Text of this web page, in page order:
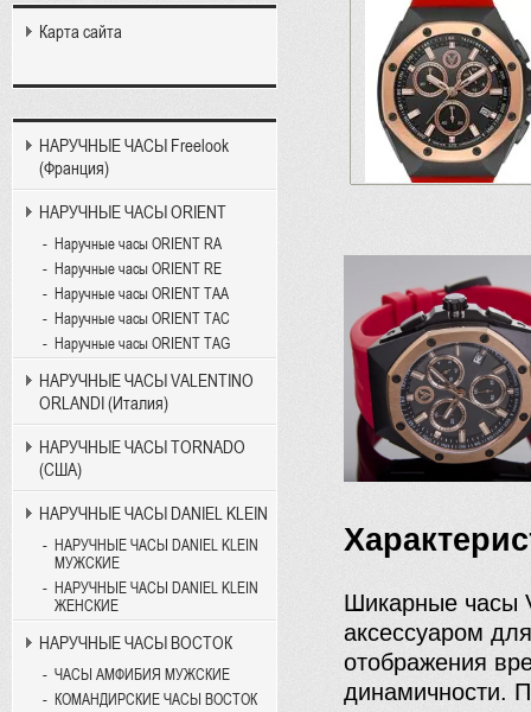
Шикарные часы
аксессуаром
отображения
динамичности.
Карта сайта
НАРУЧНЫЕ ЧАСЫ Freelook
(Франция)
НАРУЧНЫЕ ЧАСЫ ORIENT
Наручные часы ORIENT RA
Наручные часы ORIENT RE
Наручные часы ORIENT TAA
Наручные часы ORIENT TAC
Наручные часы ORIENT TAG
НАРУЧНЫЕ ЧАСЫ VALENTINO
ORLANDI (Италия)
НАРУЧНЫЕ ЧАСЫ TORNADO
(США)
НАРУЧНЫЕ ЧАСЫ DANIEL KLEIN
НАРУЧНЫЕ ЧАСЫ DANIEL KLEIN
МУЖСКИЕ
НАРУЧНЫЕ ЧАСЫ DANIEL KLEIN
ЖЕНСКИЕ
НАРУЧНЫЕ ЧАСЫ ВОСТОК
ЧАСЫ АМФИБИЯ МУЖСКИЕ
КОМАНДИРСКИЕ ЧАСЫ ВОСТОК